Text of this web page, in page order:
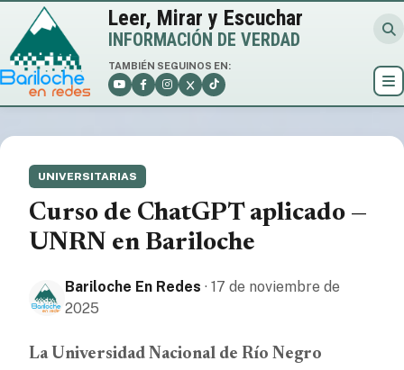
Leer, Mirar y Escuchar
INFORMACIÓN DE VERDAD
TAMBIÉN SEGUINOS EN:
UNIVERSITARIAS
Curso de ChatGPT aplicado —
UNRN en Bariloche
Bariloche En Redes · 17 de noviembre de
2025
La Universidad Nacional de Río Negro